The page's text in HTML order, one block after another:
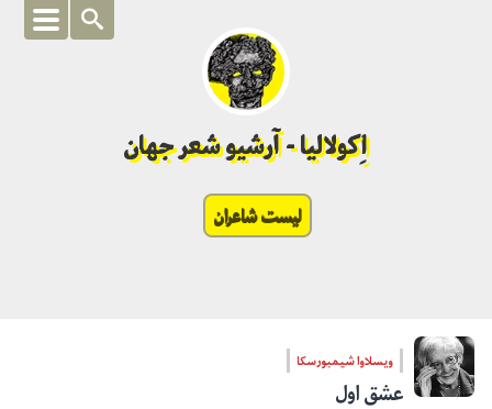
اِکولالیا - آرشیو شعر جهان
لیست شاعران
ویسلاوا شیمبورسکا
عشق اول